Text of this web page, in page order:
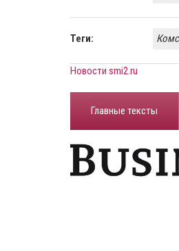
Теги:
Новости smi2.ru
Главные тексты